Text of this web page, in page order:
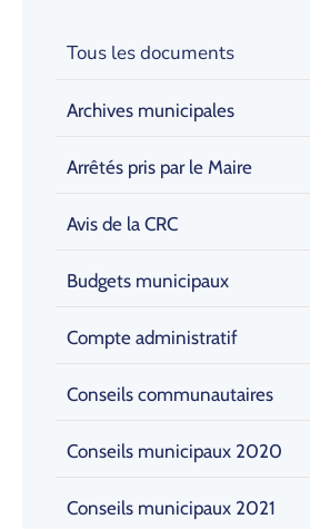
Tous les documents
Archives municipales
Arrêtés pris par le Maire
Avis de la CRC
Budgets municipaux
Compte administratif
Conseils communautaires
Conseils municipaux 2020
Conseils municipaux 2021